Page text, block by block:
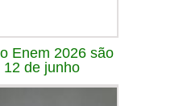
Enem 2026 são
de junho